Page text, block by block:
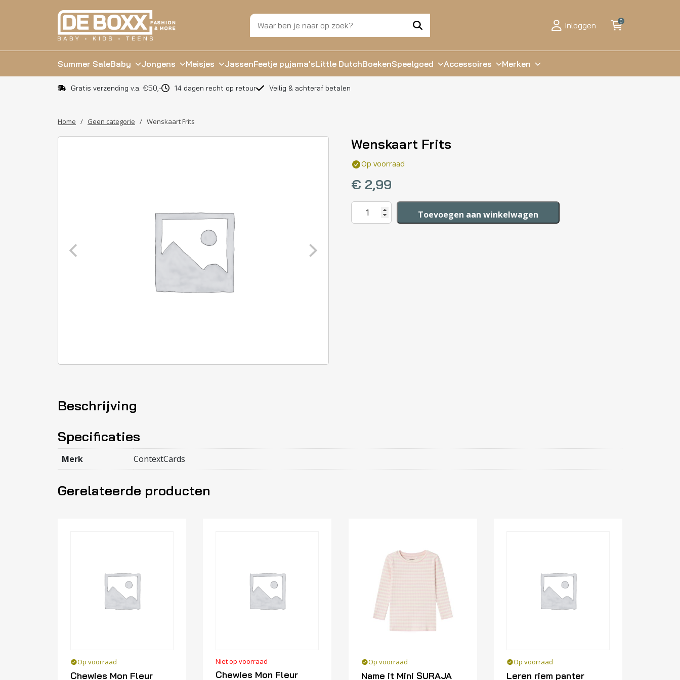
Inloggen 0
Summer SaleBaby Jongens Meisjes JassenFeetje pyjama'sLittle DutchBoekenSpeelgoed Accessoires Merken
Gratis verzending v.a. €50,- 14 dagen recht op retour Veilig & achteraf betalen
Home / Geen categorie / Wenskaart Frits
Wenskaart Frits
Op voorraad
€ 2,99
Wenskaart
Frits
Toevoegen aan winkelwagen
Beschrijving
Specificaties
Merk ContextCards
Gerelateerde producten
Op voorraad
Chewies Mon Fleur
Niet op voorraad
Chewies Mon Fleur
Op voorraad
Name it Mini SURAJA
Op voorraad
Leren riem panter